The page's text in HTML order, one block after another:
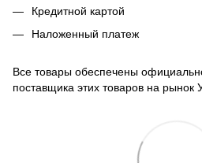
Кредитной картой
Наложенный платеж
Все товары обеспечены
поставщика этих товаров на рынок